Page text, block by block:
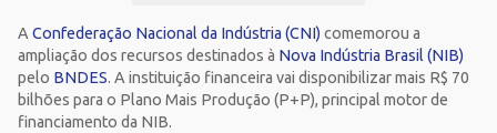
AConfederação Nacional da Indústria (CNI) comemorou a
ampliação dos recursos destinados à Nova Indústria Brasil (NIB)
pelo BNDES. A instituição financeira vai disponibilizar mais R$ 70
bilhões para o Plano Mais Produção (P+P), principal motor de
financiamento da NIB.